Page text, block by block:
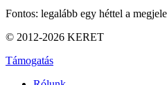
Fontos: legalább egy héttel a
© 2012-2026 KERET
Támogatás